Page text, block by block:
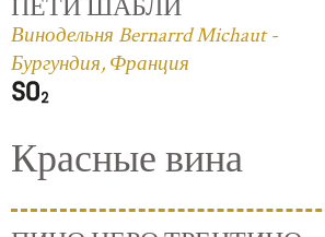
Винодельня Bernarrd Michaut -
Бургундия, Франция
Красные вина